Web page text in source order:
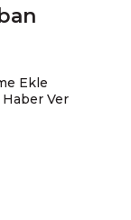
Ekle
Ver